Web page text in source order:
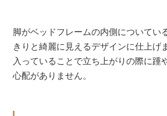
脚がベッドフレームの内側についてい
きりと綺麗に見えるデザインに仕上げ
入っていることで立ち上がりの際に踵
心配がありません。